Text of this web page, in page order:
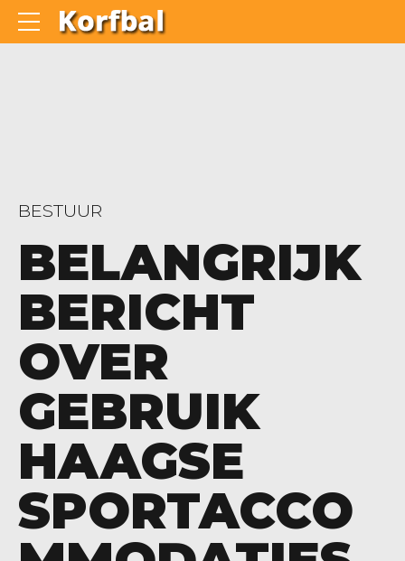
BESTUUR
BELANGRIJK
BERICHT
OVER
GEBRUIK
HAAGSE
SPORTACCO